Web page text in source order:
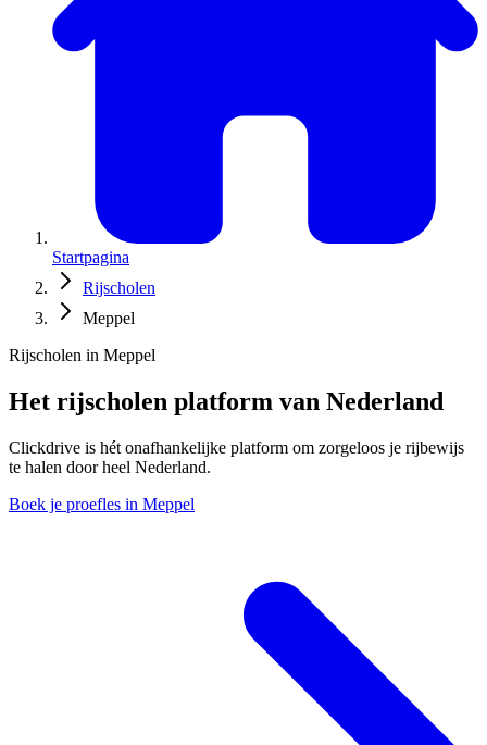
Startpagina
Rijscholen
Meppel
Rijscholen in Meppel
Het rijscholen platform van Nederland
Clickdrive is hét onafhankelijke platform om zorgeloos je rijbewijs
te halen door heel Nederland.
Boek je proefles in Meppel